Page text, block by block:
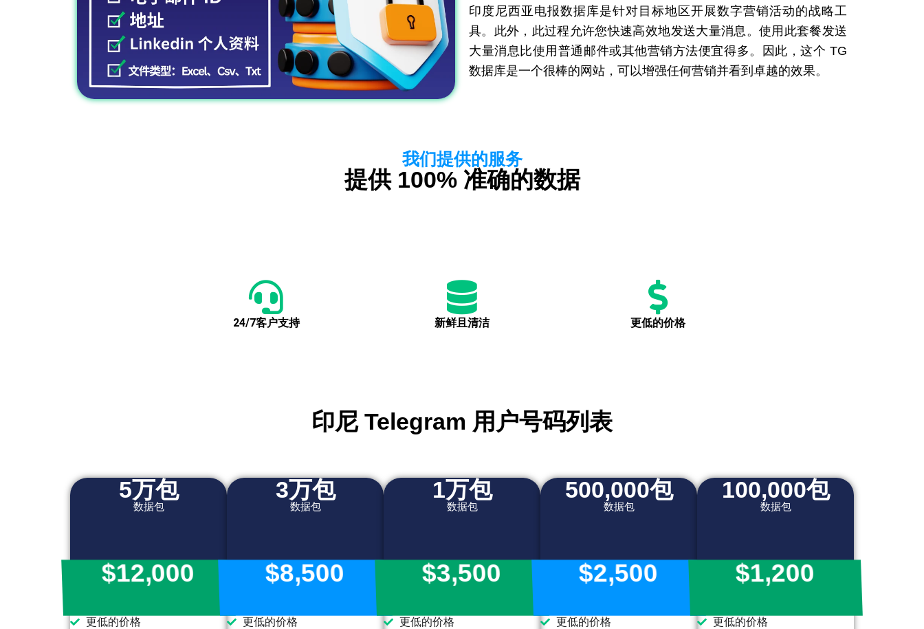
印度尼西亚电报数据库是针对目标地区开展数字营销活动的战略工
具。此外，此过程允许您快速高效地发送大量消息。使用此套餐发送
大量消息比使用普通邮件或其他营销方法便宜得多。因此，这个 TG
数据库是一个很棒的网站，可以增强任何营销并看到卓越的效果。
我们提供的服务
提供 100% 准确的数据
24/7客户支持 新鲜且清洁 更低的价格
印尼 Telegram 用户号码列表
5万包
数据包
$12,000
更低的价格
3万包
数据包
$8,500
更低的价格
1万包
数据包
$3,500
更低的价格
500,000包
数据包
$2,500
更低的价格
100,000包
数据包
$1,200
更低的价格